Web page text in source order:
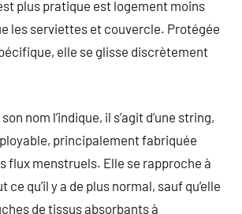
plus pratique est logement moins
les serviettes et couvercle. Protégée
elle se glisse discrètement
nom l’indique, il s’agit d’une string,
principalement fabriquée
flux menstruels. Elle se rapproche à
ce qu’il y a de plus normal, sauf qu’elle
de tissus absorbants à